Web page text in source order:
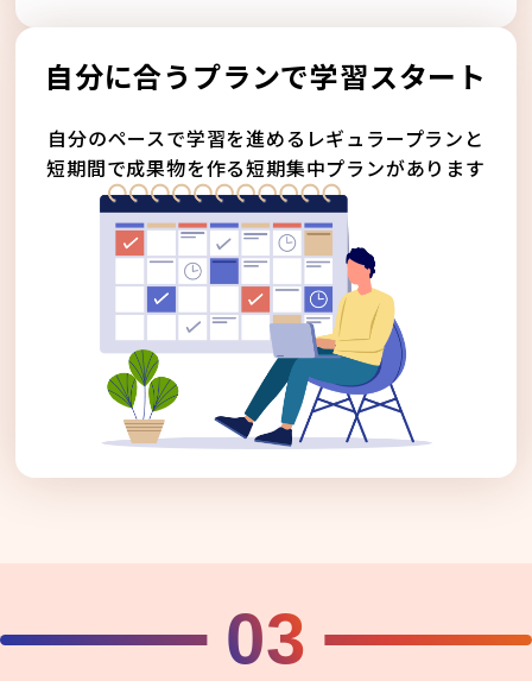
自分に合うプランで学習スタート
自分のペースで学習を進めるレギュラープランと
短期間で成果物を作る短期集中プランがあります
03